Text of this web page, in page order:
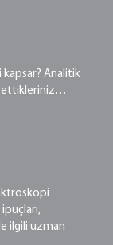
kapsar? Analitik
ettikleriniz…
ilgili uzman